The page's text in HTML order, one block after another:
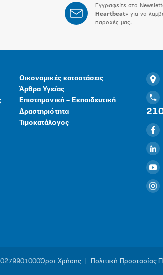
Εγγραφείτε στο
Heartbeat» για να
παροχές μας.
Οικονομικές καταστάσεις
Άρθρα Υγείας
Επιστημονική – Εκπαιδευτική
Δραστηριότητα
Τιμοκατάλογος
Όροι Χρήσης Πολιτική